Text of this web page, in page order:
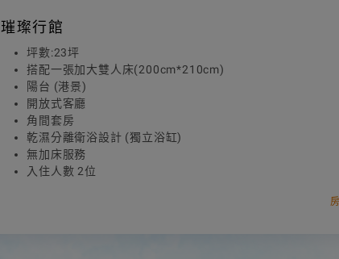
璀璨行館
坪數:23坪
搭配一張加大雙人床(200cm*210cm)
陽台 (港景)
開放式客廳
角間套房
乾濕分離衛浴設計 (獨立浴缸)
無加床服務
入住人數 2位